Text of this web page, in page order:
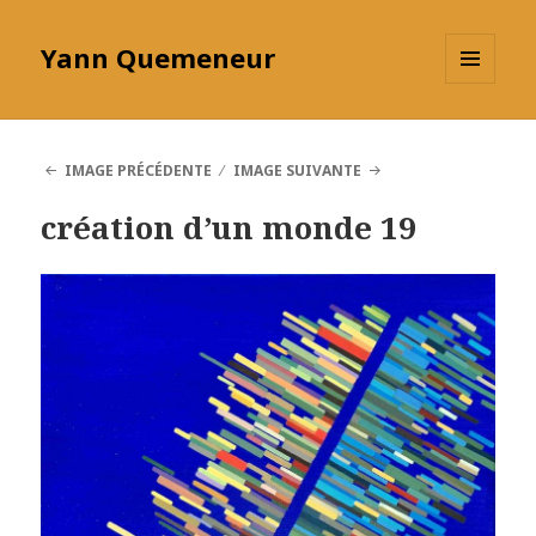
Yann Quemeneur
IMAGE PRÉCÉDENTE
IMAGE SUIVANTE
création d’un monde 19